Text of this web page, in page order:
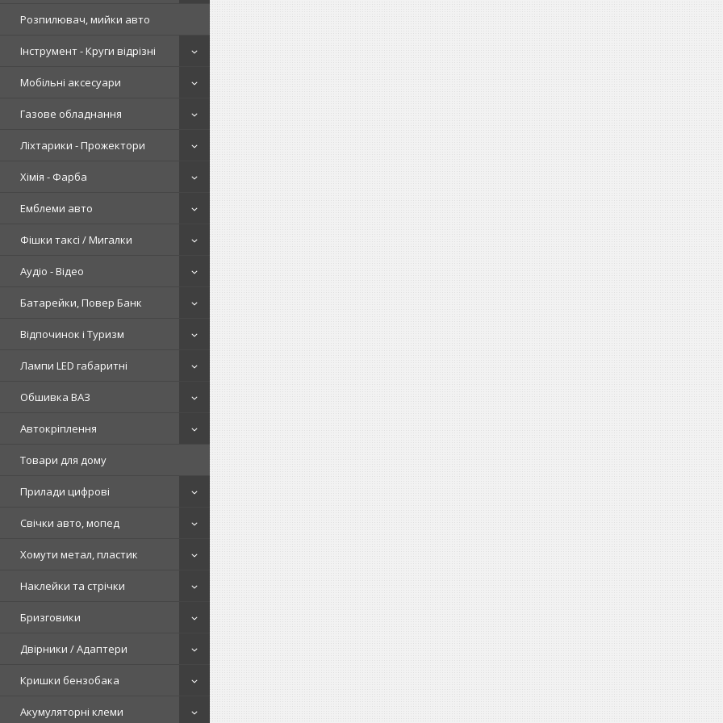
Розпилювач, мийки авто
Інструмент - Круги відрізні
Мобільні аксесуари
Газове обладнання
Ліхтарики - Прожектори
Хімія - Фарба
Емблеми авто
Фішки таксі / Мигалки
Аудіо - Відео
Батарейки, Повер Банк
Відпочинок і Туризм
Лампи LED габаритні
Обшивка ВАЗ
Автокріплення
Товари для дому
Прилади цифрові
Свічки авто, мопед
Хомути метал, пластик
Наклейки та стрічки
Бризговики
Двірники / Адаптери
Кришки бензобака
Акумуляторні клеми